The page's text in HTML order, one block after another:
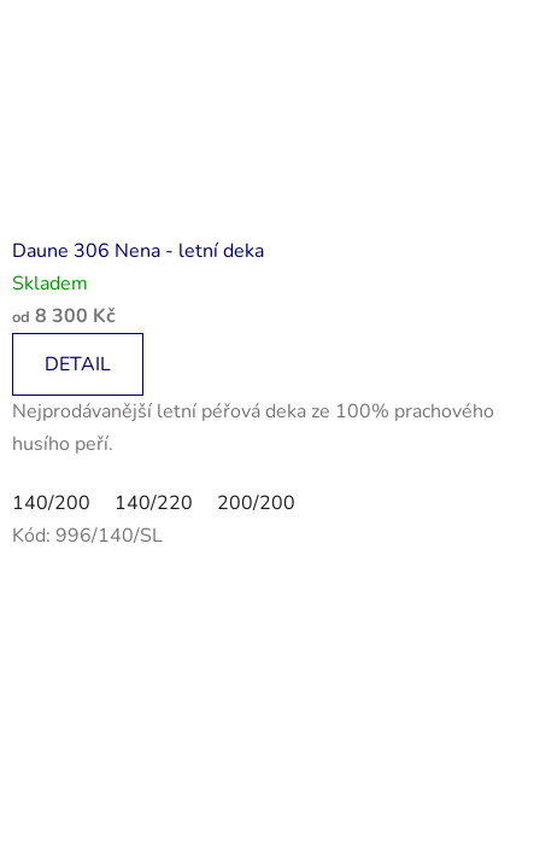
Daune 306 Nena - letní deka
Skladem
od 8 300 Kč
DETAIL
Nejprodávanější letní péřová deka ze 100% prachového
husího peří.
140/200 140/220
200/200
Kód: 996/140/SL